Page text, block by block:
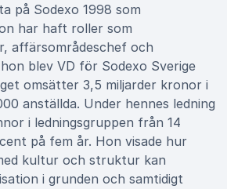
på Sodexo 1998 som
har haft roller som
affärsområdeschef och
blev VD för Sodexo Sverige
omsätter 3,5 miljarder kronor i
anställda. Under hennes ledning
i ledningsgruppen från 14
på fem år. Hon visade hur
kultur och struktur kan
i grunden och samtidigt